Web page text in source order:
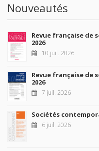
Nouveautés
Revue française de
2026
10 juil. 2026
Revue française de
2026
7 juil. 2026
Sociétés
6 juil. 2026